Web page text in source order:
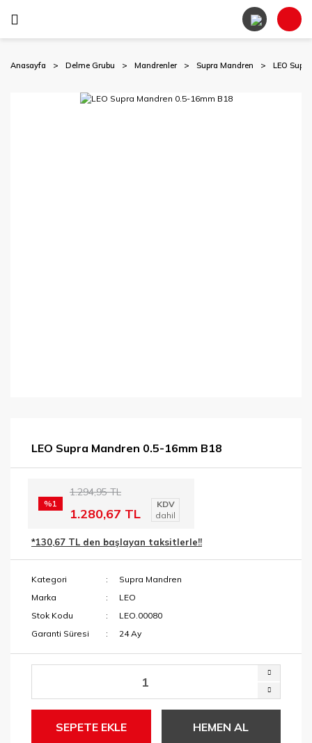
Anasayfa Delme Grubu Mandrenler Supra Mandren LEO
LEO Supra Mandren 0.5-16mm B18
%1
1.294,95 TL
1.280,67 TL
KDV
dahil
*130,67 TL den başlayan taksitlerle!!
Kategori
Supra Mandren
Marka
LEO
Stok Kodu
LEO.00080
Garanti Süresi
24 Ay
SEPETE EKLE HEMEN AL